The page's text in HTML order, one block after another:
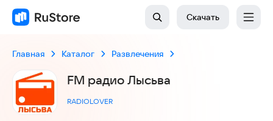
Скачать
Главная Каталог Развлечения
FM радио Лысьва
RADIOLOVER